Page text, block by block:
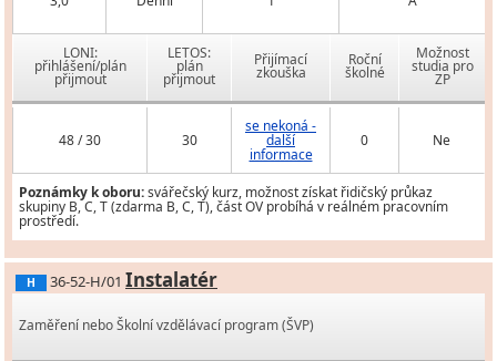
LONI:
přihlášení/plán
přijmout
LETOS:
plán
přijmout
Přijímací
zkouška
Roční
školné
Možnost
studia pro
ZP
48 / 30 30
se nekoná -
další
informace
0 Ne
Poznámky k oboru:svářečský kurz, možnost získat řidičský průkaz
skupiny B, C, T (zdarma B, C, T), část OV probíhá v reálném pracovním
prostředí.
H 36-52-H/01 Instalatér
Zaměření nebo Školní vzdělávací program (ŠVP)